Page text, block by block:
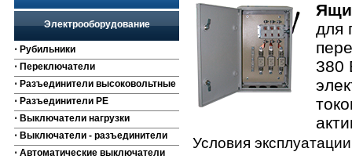
Электрооборудование
⋅ Рубильники
⋅ Переключатели
⋅ Разъединители высоковольтные
⋅ Разъединители РЕ
⋅ Выключатели нагрузки
⋅ Выключатели - разъединители
⋅ Автоматические выключатели
для
380
Условия эксплуатации